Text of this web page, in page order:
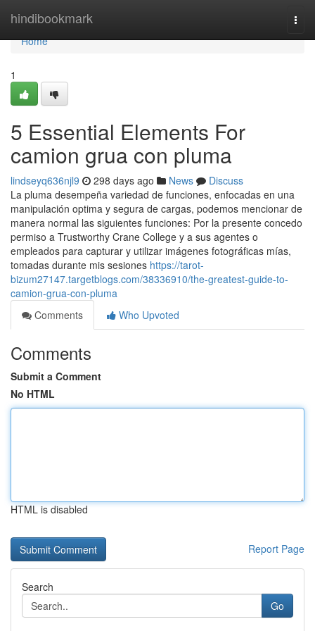
hindibookmark
Home
Home
1
5 Essential Elements For
camion grua con pluma
lindseyq636njl9 298 days ago News
Discuss
La pluma desempeña variedad de funciones, enfocadas en una
manipulación optima y segura de cargas, podemos mencionar de
manera normal las siguientes funciones: Por la presente concedo
permiso a Trustworthy Crane College y a sus agentes o
empleados para capturar y utilizar imágenes fotográficas mías,
tomadas durante mis sesiones https://tarot-
bizum27147.targetblogs.com/38336910/the-greatest-guide-to-
camion-grua-con-pluma
Comments
Who Upvoted
Comments
Submit a Comment
No HTML
HTML is disabled
Report Page
Search
Go